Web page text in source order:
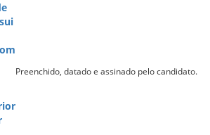
Preenchido, datado e assinado pelo candidato.